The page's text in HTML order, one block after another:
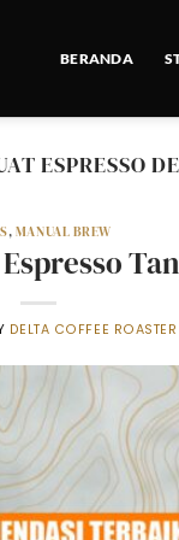
BERANDA
ESPRESSO
, MANUAL BREW
DELTA COFFEE ROASTER